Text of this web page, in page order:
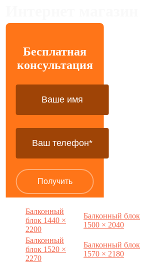
Бесплатная
консультация
Балконный
блок 1440 ×
2200
Балконный блок
1500 × 2040
Балконный
блок 1520 ×
2270
Балконный блок
1570 × 2180